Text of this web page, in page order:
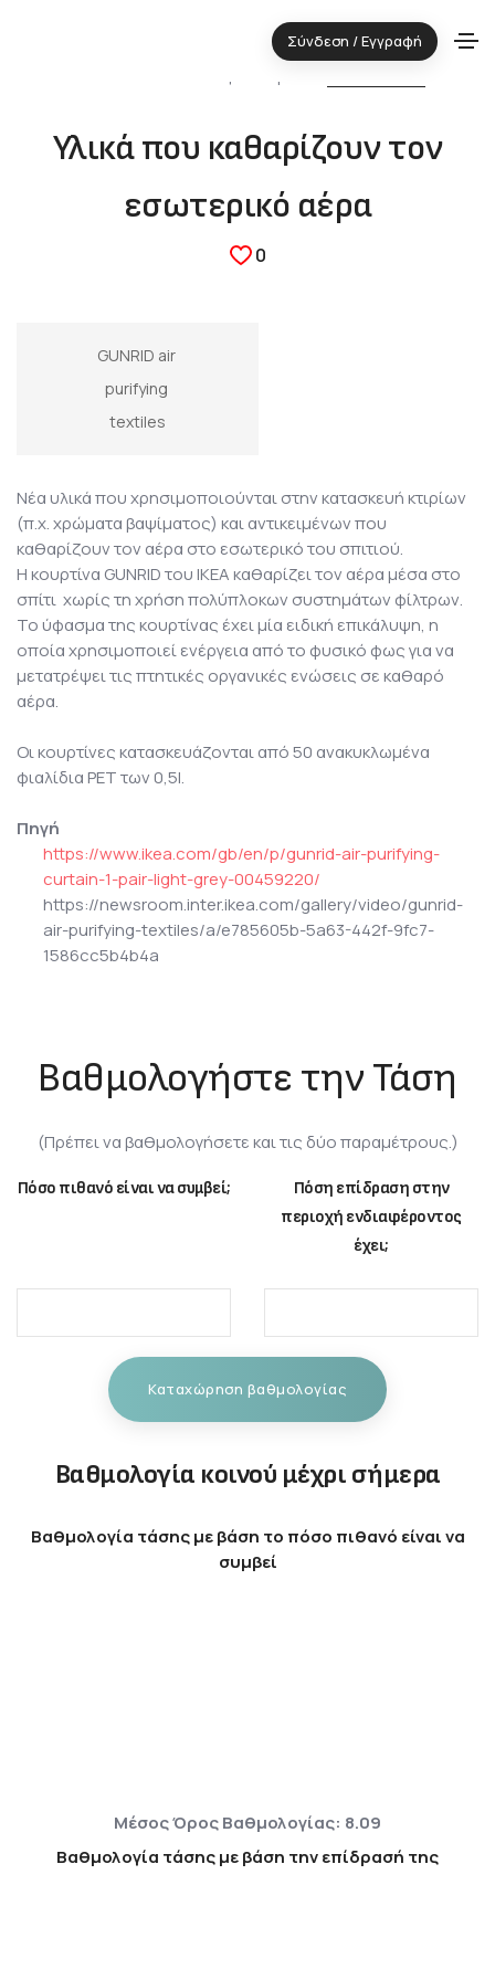
Σύνδεση / Εγγραφή
Υλικά που καθαρίζουν τον
εσωτερικό αέρα
0
Νέα υλικά που χρησιμοποιούνται στην κατασκευή κτιρίων
(π.χ. χρώματα βαψίματος) και αντικειμένων που
καθαρίζουν τον αέρα στο εσωτερικό του σπιτιού.
Η κουρτίνα GUNRID του ΙΚΕΑ καθαρίζει τον αέρα μέσα στο
σπίτι χωρίς τη χρήση πολύπλοκων συστημάτων φίλτρων.
Το ύφασμα της κουρτίνας έχει μία ειδική επικάλυψη, η
οποία χρησιμοποιεί ενέργεια από το φυσικό φως για να
μετατρέψει τις πτητικές οργανικές ενώσεις σε καθαρό
αέρα.
Οι κουρτίνες κατασκευάζονται από 50 ανακυκλωμένα
φιαλίδια PET των 0,5l.
Πηγή
https://www.ikea.com/gb/en/p/gunrid-air-purifying-
curtain-1-pair-light-grey-00459220/
https://newsroom.inter.ikea.com/gallery/video/gunrid-
air-purifying-textiles/a/e785605b-5a63-442f-9fc7-
1586cc5b4b4a
Βαθμολογήστε την Τάση
(Πρέπει να βαθμολογήσετε και τις δύο παραμέτρους.)
Πόσο πιθανό είναι να συμβεί;
Πόση επίδραση στην
περιοχή ενδιαφέροντος
έχει;
Καταχώρηση βαθμολογίας
Βαθμολογία κοινού μέχρι σήμερα
Βαθμολογία τάσης με βάση το πόσο πιθανό είναι να
συμβεί
Μέσος Όρος Βαθμολογίας: 8.09
Βαθμολογία τάσης με βάση την επίδρασή της